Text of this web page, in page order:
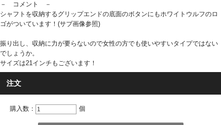
－ コメント －
シャフトを収納するグリップエンドの底面のボタンにもホワイトウルフのロ
ゴがついています！(サブ画像参照)
振り出し、収納に力が要らないので女性の方でも使いやすいタイプではない
でしょうか。
サイズは21インチもございます！
注文
購入数： 個